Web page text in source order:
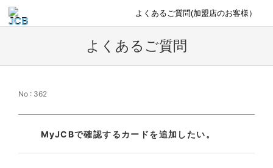
よくあるご質問(加盟店のお客様）
よくあるご質問
No : 362
MyJCBで確認するカードを追加したい。